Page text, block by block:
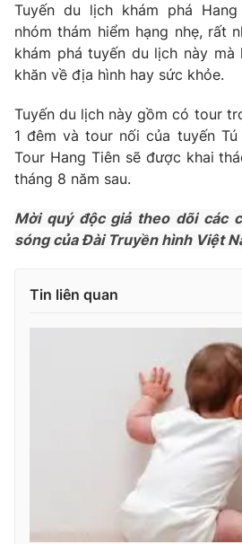
Hậu trường
Nhân vật
Giải sao mai
Điện ảnh
Âm nhạc
Sao
Đời sống
Du lịch
Làm đẹp
Chất lượng cuộc sống
Tuyển sinh
Học trực tuyến
Công nghệ
Hitech Công nghệ tương lai
Sản phẩm
Tư vấn
VTV
Tuyến du lịch khám phá
nhóm thám hiểm hạng nhẹ, rất
khám phá tuyến du lịch này mà
khăn về địa hình hay sức khỏe.
Tuyến du lịch này gồm có tour
1 đêm và tour nối của tuyến Tú
Tour Hang Tiên sẽ được khai
tháng 8 năm sau.
Mời quý độc giả theo dõi các
sóng của Đài Truyền hình Việt
Tin liên quan